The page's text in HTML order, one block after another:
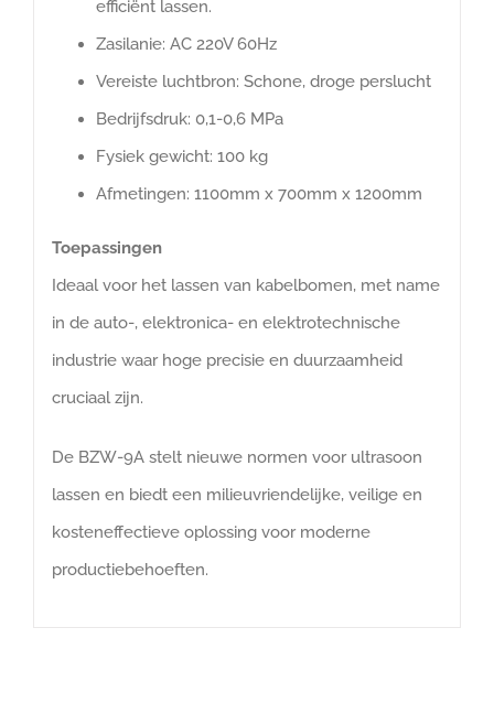
efficiënt lassen.
Zasilanie: AC 220V 60Hz
Vereiste luchtbron: Schone, droge perslucht
Bedrijfsdruk: 0,1-0,6 MPa
Fysiek gewicht: 100 kg
Afmetingen: 1100mm x 700mm x 1200mm
Toepassingen
Ideaal voor het lassen van kabelbomen, met name
in de auto-, elektronica- en elektrotechnische
industrie waar hoge precisie en duurzaamheid
cruciaal zijn.
De BZW-9A stelt nieuwe normen voor ultrasoon
lassen en biedt een milieuvriendelijke, veilige en
kosteneffectieve oplossing voor moderne
productiebehoeften.